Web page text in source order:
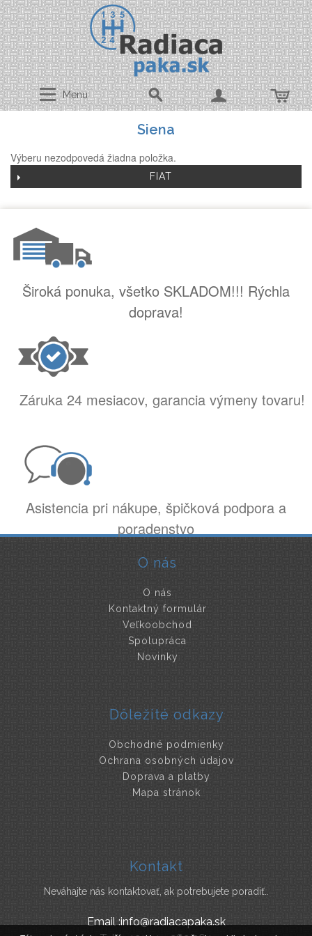
Menu
Siena
Výberu nezodpovedá žiadna položka.
FIAT
Široká ponuka, všetko SKLADOM!!! Rýchla
doprava!
Záruka 24 mesiacov, garancia výmeny tovaru!
Asistencia pri nákupe, špičková podpora a
poradenstvo
O nás
O nás
Kontaktný formulár
Veľkoobchod
Spolupráca
Novinky
Dôležité odkazy
Obchodné podmienky
Ochrana osobných údajov
Doprava a platby
Mapa stránok
Kontakt
Neváhajte nás kontaktovať, ak potrebujete poradiť..
Email :info@radiacapaka.sk